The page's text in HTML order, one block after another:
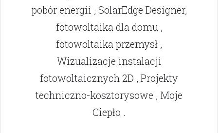
pobór energii , SolarEdge Designer,
fotowoltaika dla domu ,
fotowoltaika przemysł ,
Wizualizacje instalacji
fotowoltaicznych 2D , Projekty
techniczno-kosztorysowe , Moje
Ciepło .